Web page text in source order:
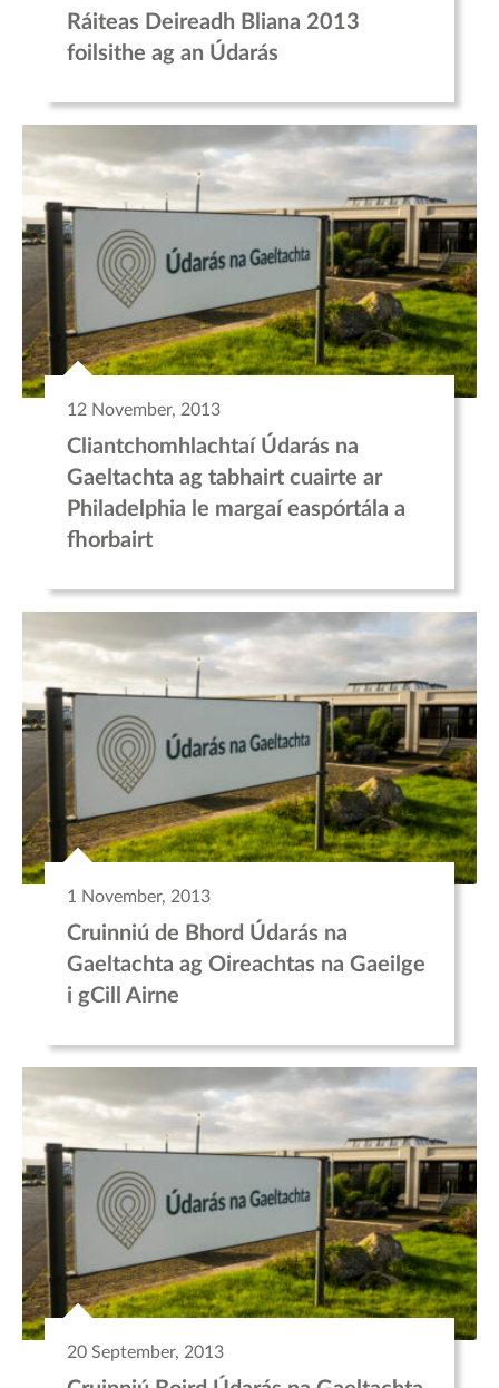
Ráiteas Deireadh Bliana 2013
foilsithe ag an Údarás
12 November, 2013
Cliantchomhlachtaí Údarás na
Gaeltachta ag tabhairt cuairte ar
Philadelphia le margaí easpórtála a
fhorbairt
1 November, 2013
Cruinniú de Bhord Údarás na
Gaeltachta ag Oireachtas na Gaeilge
i gCill Airne
20 September, 2013